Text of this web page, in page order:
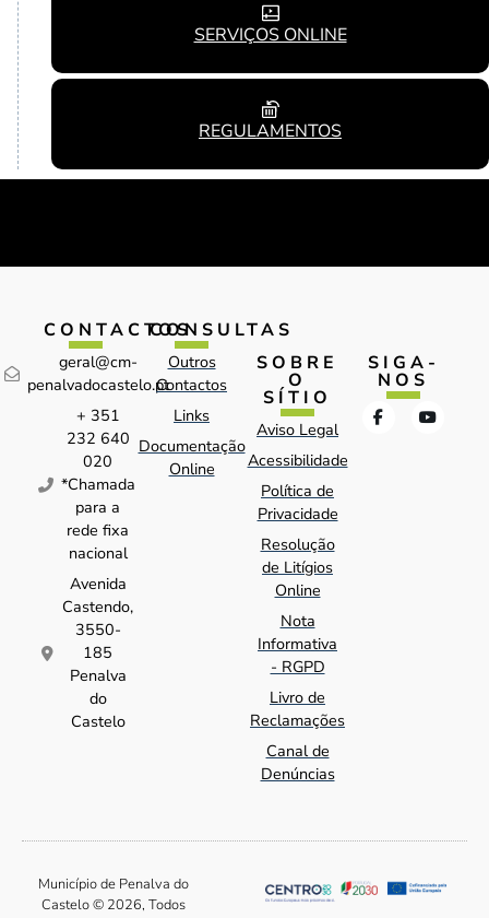
SERVIÇOS ONLINE
REGULAMENTOS
CONTACTOS
geral@cm-
penalvadocastelo.pt
+ 351
232 640
020
*Chamada
para a
rede fixa
nacional
Avenida
Castendo,
3550-
185
Penalva
do
Castelo
CONSULTAS
Outros
Contactos
Links
Documentação
Online
SOBRE
O
SÍTIO
Aviso Legal
Acessibilidade
Política de
Privacidade
Resolução
de Litígios
Online
Nota
Informativa
- RGPD
Livro de
Reclamações
Canal de
Denúncias
SIGA-
NOS
Município de Penalva do
Castelo © 2026, Todos